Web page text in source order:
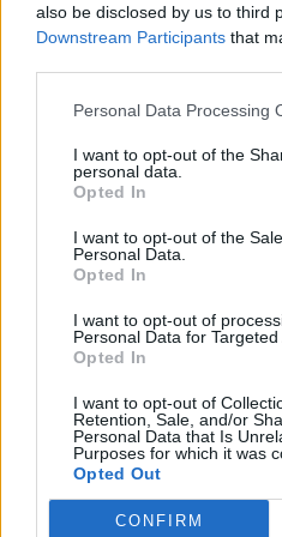
also be disclosed by us to third
Downstream Participants that
Personal Data Processing
I want to opt-out of the
personal data.
Opted In
I want to opt-out of the
Personal Data.
Opted In
I want to opt-out of
Personal Data for Targeted
Opted In
I want to opt-out of
Retention, Sale, and/or
Personal Data that Is
Purposes for which it was
Opted Out
CONFIRM
Lietuvos diena
Savaitės vidurys nusimato
Žinios | Orai
Nufilmavo, kaip patvino
vaizdas pribloškia
Žinios | Lietuvos diena
Avarija Vilniuje: į stotelę
dvi moteris
Žinios | Lietuvos diena